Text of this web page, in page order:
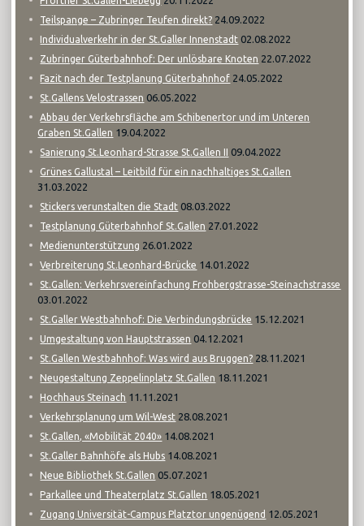
Teilspange – Zubringer Teufen direkt? 24.09.2022
Individualverkehr in der St.Galler Innenstadt 02.08.2022
Zubringer Güterbahnhof: Der unlösbare Knoten 22.07.2022
Fazit nach der Testplanung Güterbahnhof 24.05.2022
St.Gallens Velostrassen 06.05.2022
Abbau der Verkehrsfläche am Schibenertor und im Unteren
Graben St.Gallen 19.04.2022
Sanierung St.Leonhard-Strasse St.Gallen II 09.04.2022
Grünes Gallustal – Leitbild für ein nachhaltiges St.Gallen
31.03.2022
Stickers verunstalten die Stadt 08.03.2022
Testplanung Güterbahnhof St.Gallen 27.01.2022
Medienunterstützung 26.01.2022
Verbreiterung St.Leonhard-Brücke 14.01.2022
St.Gallen: Verkehrsvereinfachung Frohbergstrasse-Steinachstrasse
03.01.2022
St.Galler Westbahnhof: Die Verbindungsbrücke 15.12.2021
Umgestaltung von Hauptstrassen 04.12.2021
St.Gallen Westbahnhof: Was wird aus Bruggen? 28.11.2021
Neugestaltung Zeppelinplatz St.Gallen 18.11.2021
Hochhaus Steinach 11.11.2021
Verkehrsplanung um Wil-West 28.08.2021
St.Gallen, «Mobilität 2040» 14.08.2021
St.Galler Bahnhöfe als Hubs 14.08.2021
Neue Bibliothek St.Gallen 05.07.2021
Parkallee und Theaterplatz St.Gallen 18.05.2021
Zugang Universität-Campus Platztor ungenügend 12.05.2021